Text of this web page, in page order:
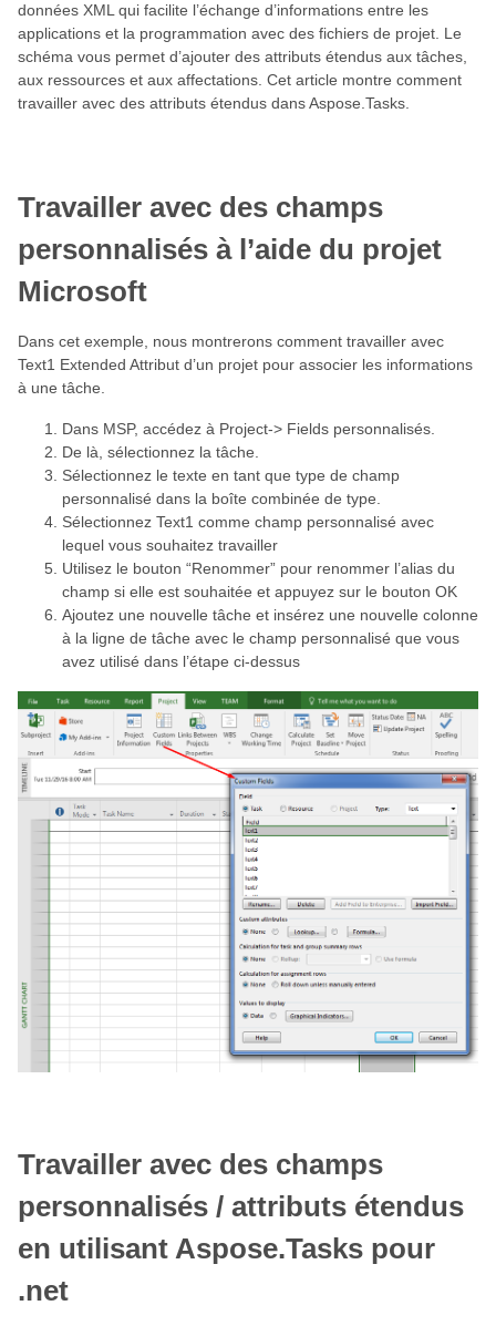
données XML qui facilite l’échange d’informations entre les
applications et la programmation avec des fichiers de projet. Le
schéma vous permet d’ajouter des attributs étendus aux tâches,
aux ressources et aux affectations. Cet article montre comment
travailler avec des attributs étendus dans Aspose.Tasks.
Travailler avec des champs
personnalisés à l’aide du projet
Microsoft
Dans cet exemple, nous montrerons comment travailler avec
Text1 Extended Attribut d’un projet pour associer les informations
à une tâche.
Dans MSP, accédez à Project-> Fields personnalisés.
De là, sélectionnez la tâche.
Sélectionnez le texte en tant que type de champ
personnalisé dans la boîte combinée de type.
Sélectionnez Text1 comme champ personnalisé avec
lequel vous souhaitez travailler
Utilisez le bouton “Renommer” pour renommer l’alias du
champ si elle est souhaitée et appuyez sur le bouton OK
Ajoutez une nouvelle tâche et insérez une nouvelle colonne
à la ligne de tâche avec le champ personnalisé que vous
avez utilisé dans l’étape ci-dessus
Travailler avec des champs
personnalisés / attributs étendus
en utilisant Aspose.Tasks pour
.net